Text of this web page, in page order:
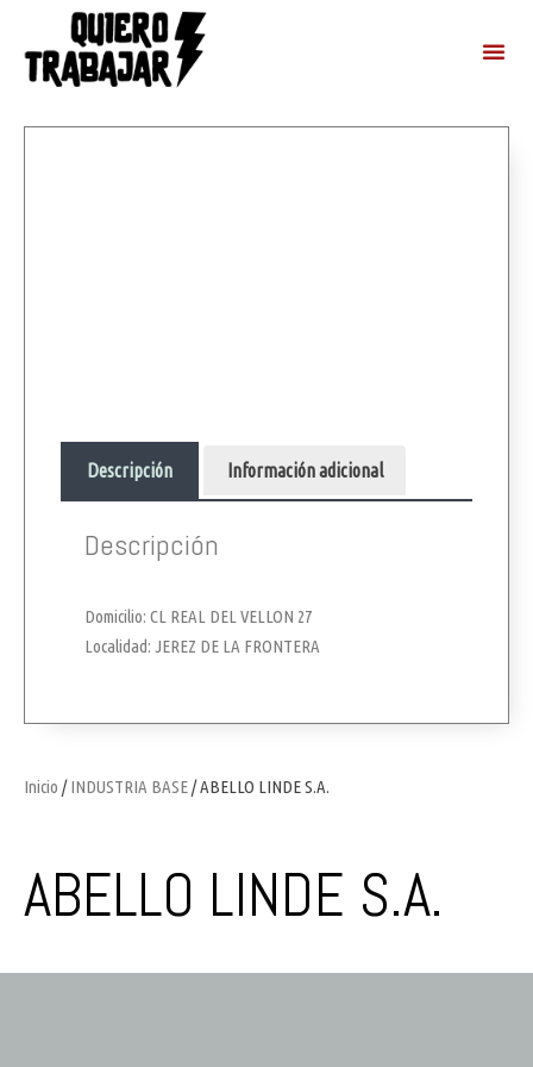
Inicio /INDUSTRIA BASE/ ABELLO LINDE S.A.
ABELLO LINDE S.A.
Descripción Información adicional
Descripción
Domicilio: CL REAL DEL VELLON 27
Localidad: JEREZ DE LA FRONTERA